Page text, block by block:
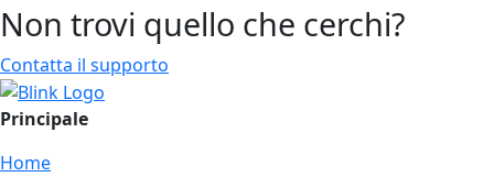
Non trovi quello che cerchi?
Contatta il supporto
Principale
Home